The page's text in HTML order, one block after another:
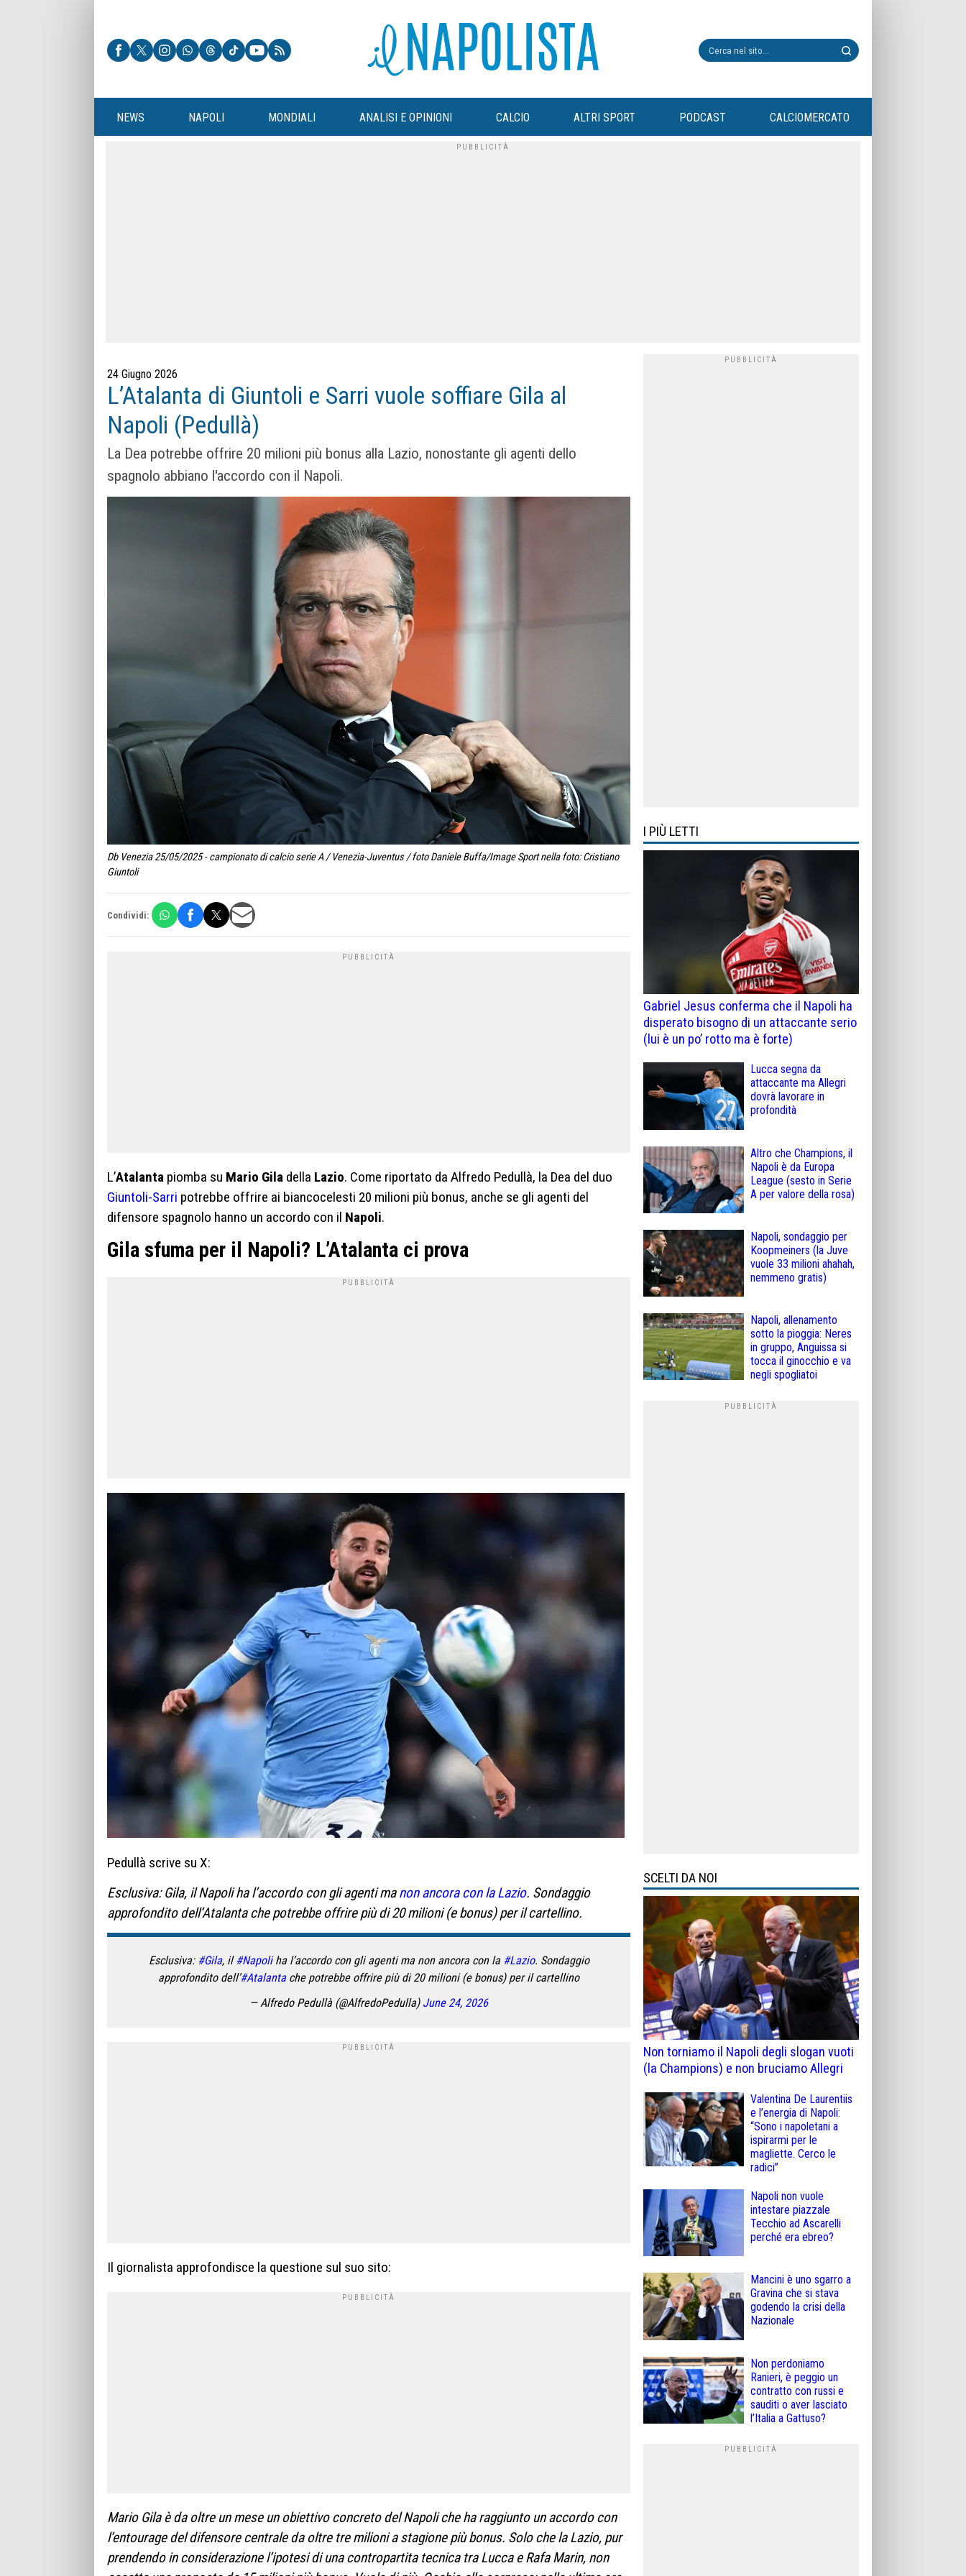
NEWS NAPOLI MONDIALI ANALISI E OPINIONI CALCIO ALTRI SPORT PODCAST CALCIOMERCATO
24 Giugno 2026
L’Atalanta di Giuntoli e Sarri vuole soffiare Gila al
Napoli (Pedullà)
La Dea potrebbe offrire 20 milioni più bonus alla Lazio, nonostante gli agenti dello
spagnolo abbiano l'accordo con il Napoli.
Db Venezia 25/05/2025 - campionato di calcio serie A / Venezia-Juventus / foto Daniele Buffa/Image Sport nella foto: Cristiano
Giuntoli
Condividi:
L’Atalanta piomba su Mario Gila della Lazio. Come riportato da Alfredo Pedullà, la Dea del duo
Giuntoli-Sarri potrebbe offrire ai biancocelesti 20 milioni più bonus, anche se gli agenti del
difensore spagnolo hanno un accordo con il Napoli.
Gila sfuma per il Napoli? L’Atalanta ci prova
Pedullà scrive su X:
Esclusiva: Gila, il Napoli ha l’accordo con gli agenti manon ancora con la Lazio. Sondaggio
approfondito dell’Atalanta che potrebbe offrire più di 20 milioni (e bonus) per il cartellino.
Esclusiva: #Gila, il #Napoliha l’accordo con gli agenti ma non ancora con la #Lazio. Sondaggio
approfondito dell’#Atalantache potrebbe offrire più di 20 milioni (e bonus) per il cartellino
— Alfredo Pedullà (@AlfredoPedulla) June 24, 2026
Il giornalista approfondisce la questione sul suo sito:
Mario Gila è da oltre un mese un obiettivo concreto del Napoli che ha raggiunto un accordo con
l’entourage del difensore centrale da oltre tre milioni a stagione più bonus. Solo che la Lazio, pur
prendendo in considerazione l’ipotesi di una contropartita tecnica tra Lucca e Rafa Marin, non
I PIÙ LETTI
Gabriel Jesus conferma che il Napoli ha
disperato bisogno di un attaccante serio
(lui è un po’ rotto ma è forte)
Lucca segna da
attaccante ma Allegri
dovrà lavorare in
profondità
Altro che Champions, il
Napoli è da Europa
League (sesto in Serie
A per valore della rosa)
Napoli, sondaggio per
Koopmeiners (la Juve
vuole 33 milioni ahahah,
nemmeno gratis)
Napoli, allenamento
sotto la pioggia: Neres
in gruppo, Anguissa si
tocca il ginocchio e va
negli spogliatoi
SCELTI DA NOI
Non torniamo il Napoli degli slogan vuoti
(la Champions) e non bruciamo Allegri
Valentina De Laurentiis
e l’energia di Napoli:
“Sono i napoletani a
ispirarmi per le
magliette. Cerco le
radici”
Napoli non vuole
intestare piazzale
Tecchio ad Ascarelli
perché era ebreo?
Mancini è uno sgarro a
Gravina che si stava
godendo la crisi della
Nazionale
Non perdoniamo
Ranieri, è peggio un
contratto con russi e
sauditi o aver lasciato
l’Italia a Gattuso?